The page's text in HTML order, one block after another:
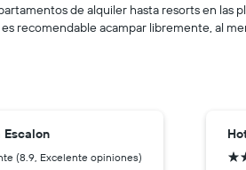
de alquiler hasta resorts en las
recomendable acampar libremente, al
Escalon
(8.9, Excelente opiniones) 3